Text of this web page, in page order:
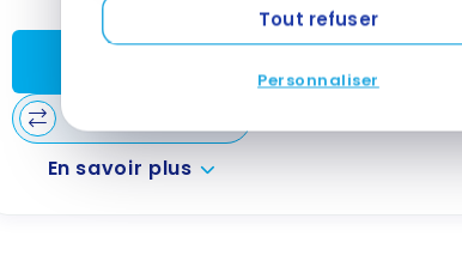
Tout refuser
Personnaliser
5X les points
Crédit annuel
En savoir plus